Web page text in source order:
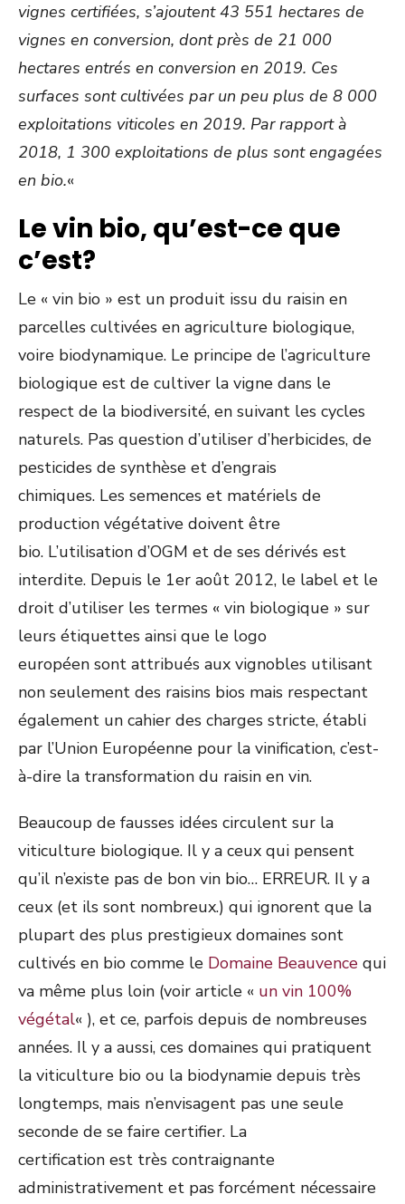
vignes certifiées, s’ajoutent 43 551 hectares de
vignes en conversion, dont près de 21 000
hectares entrés en conversion en 2019. Ces
surfaces sont cultivées par un peu plus de 8 000
exploitations viticoles en 2019. Par rapport à
2018, 1 300 exploitations de plus sont engagées
en bio.«
Le vin bio, qu’est-ce que
c’est?
Le « vin bio » est un produit issu du raisin en
parcelles cultivées en agriculture biologique,
voire biodynamique. Le principe de l’agriculture
biologique est de cultiver la vigne dans le
respect de la biodiversité, en suivant les cycles
naturels. Pas question d’utiliser d’herbicides, de
pesticides de synthèse et d’engrais
chimiques. Les semences et matériels de
production végétative doivent être
bio. L’utilisation d’OGM et de ses dérivés est
interdite. Depuis le 1er août 2012, le label et le
droit d’utiliser les termes « vin biologique » sur
leurs étiquettes ainsi que le logo
européen sont attribués aux vignobles utilisant
non seulement des raisins bios mais respectant
également un cahier des charges stricte, établi
par l’Union Européenne pour la vinification, c’est-
à-dire la transformation du raisin en vin.
Beaucoup de fausses idées circulent sur la
viticulture biologique. Il y a ceux qui pensent
qu’il n’existe pas de bon vin bio… ERREUR. Il y a
ceux (et ils sont nombreux.) qui ignorent que la
plupart des plus prestigieux domaines sont
cultivés en bio comme le Domaine Beauvence qui
va même plus loin (voir article « un vin 100%
végétal« ), et ce, parfois depuis de nombreuses
années. Il y a aussi, ces domaines qui pratiquent
la viticulture bio ou la biodynamie depuis très
longtemps, mais n’envisagent pas une seule
seconde de se faire certifier. La
certification est très contraignante
administrativement et pas forcément nécessaire